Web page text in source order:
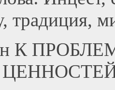
традиция,
К